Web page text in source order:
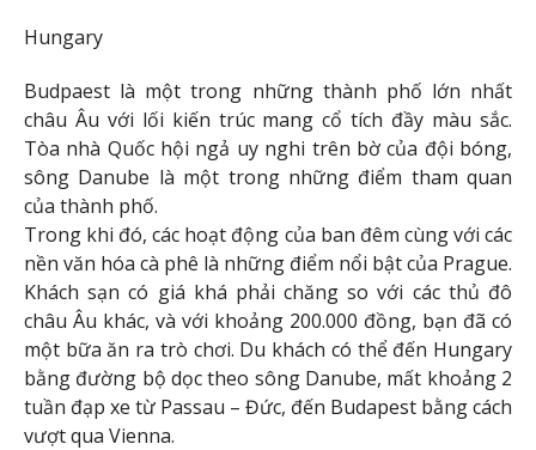
Hungary
Budpaest là một trong những thành phố lớn nhất
châu Âu với lối kiến ​​trúc mang cổ tích đầy màu sắc.
Tòa nhà Quốc hội ngả uy nghi trên bờ của đội bóng,
sông Danube là một trong những điểm tham quan
của thành phố.
Trong khi đó, các hoạt động của ban đêm cùng với các
nền văn hóa cà phê là những điểm nổi bật của Prague.
Khách sạn có giá khá phải chăng so với các thủ đô
châu Âu khác, và với khoảng 200.000 đồng, bạn đã có
một bữa ăn ra trò chơi. Du khách có thể đến Hungary
bằng đường bộ dọc theo sông Danube, mất khoảng 2
tuần đạp xe từ Passau – Đức, đến Budapest bằng cách
vượt qua Vienna.